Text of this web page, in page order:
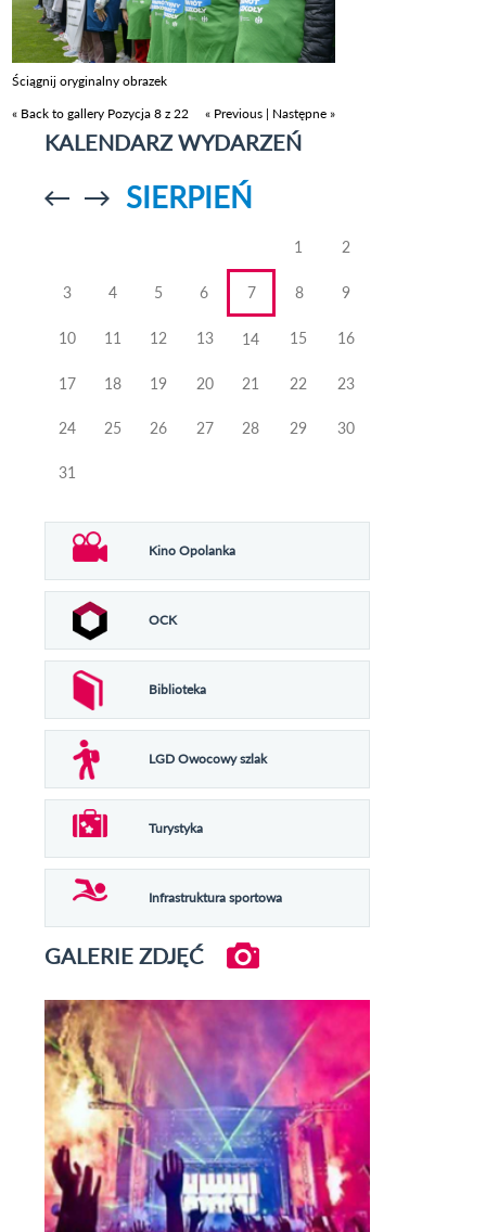
Ściągnij oryginalny obrazek
« Back to gallery Pozycja 8 z 22 « Previous | Następne »
KALENDARZ WYDARZEŃ
Przejdź doPrzejdź do
SIERPIEŃ
1 2
3 4 5 6 7 8 9
10 11 12 13 14 15 16
17 18 19 20 21 22 23
24 25 26 27 28 29 30
31
Kino Opolanka
OCK
Biblioteka
LGD Owocowy szlak
Turystyka
Infrastruktura sportowa
GALERIE ZDJĘĆ